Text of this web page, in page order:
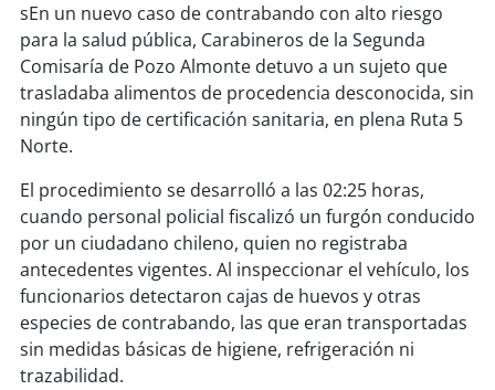
soy iquique
soycalama
soy antofagasta
soycopiapó
soy valparaíso
soyquillota
soysanantonio
sEn un nuevo caso de contrabando con alto riesgo
para la salud pública, Carabineros de la Segunda
Comisaría de Pozo Almonte detuvo a un sujeto que
trasladaba alimentos de procedencia desconocida, sin
ningún tipo de certificación sanitaria, en plena Ruta 5
Norte.
El procedimiento se desarrolló a las 02:25 horas,
cuando personal policial fiscalizó un furgón conducido
por un ciudadano chileno, quien no registraba
antecedentes vigentes. Al inspeccionar el vehículo, los
funcionarios detectaron cajas de huevos y otras
especies de contrabando, las que eran transportadas
sin medidas básicas de higiene, refrigeración ni
trazabilidad.